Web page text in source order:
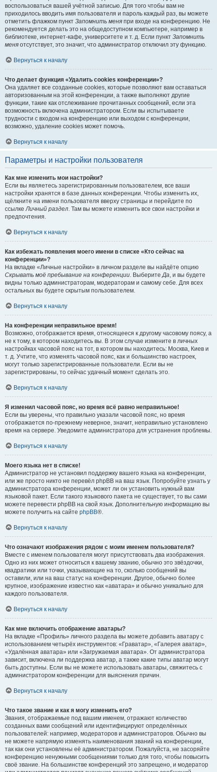
воспользоваться вашей учётной записью. Для того чтобы вам не
приходилось вводить имя пользователя и пароль каждый раз, вы можете
отметить флажком пункт Запомнить меня при входе на конференцию. Не
рекомендуется делать это на общедоступном компьютере, например в
библиотеке, интернет-кафе, университете и т. д. Если пункт Запомнить
меня отсутствует, это значит, что администратор отключил эту функцию.
Вернуться к началу
Что делает функция «Удалить cookies конференции»?
Она удаляет все созданные cookies, которые позволяют вам оставаться
авторизованным на этой конференции, а также выполняют другие
функции, такие как отслеживание прочитанных сообщений, если эта
возможность включена администратором. Если вы испытываете
трудности с входом на конференцию или выходом с конференции,
возможно, удаление cookies может помочь.
Вернуться к началу
Параметры и настройки пользователя
Как мне изменить мои настройки?
Если вы являетесь зарегистрированным пользователем, все ваши
настройки хранятся в базе данных конференции. Чтобы изменить их,
щёлкните на имени пользователя вверху страницы и перейдите по
ссылкеЛичный раздел. Там вы можете изменить все свои настройки и
предпочтения.
Вернуться к началу
Как избежать появления моего имени в списке «Кто сейчас на
конференции»?
На вкладке «Личные настройки» в личном разделе вы найдёте опцию
Скрывать моё пребывание на конференции. ВыберитеДа, и вы будете
видны только администраторам, модераторам и самому себе. Для всех
остальных вы будете скрытым пользователем.
Вернуться к началу
На конференции неправильное время!
Возможно, отображается время, относящееся к другому часовому поясу, а
не к тому, в котором находитесь вы. В этом случае измените в личных
настройках часовой пояс на тот, в котором вы находитесь: Москва, Киев и
т. д. Учтите, что изменять часовой пояс, как и большинство настроек,
могут только зарегистрированные пользователи. Если вы не
зарегистрированы, то сейчас удачный момент сделать это.
Вернуться к началу
Я изменил часовой пояс, но время всё равно неправильное!
Если вы уверены, что правильно указали часовой пояс, но время
отображается по-прежнему неверное, значит, неправильно установлено
время на сервере. Уведомите администратора для устранения проблемы.
Вернуться к началу
Моего языка нет в списке!
Администратор не установил поддержку вашего языка на конференции,
или же просто никто не перевёл phpBB на ваш язык. Попробуйте узнать у
администратора конференции, может ли он установить нужный вам
языковой пакет. Если такого языкового пакета не существует, то вы сами
можете перевести phpBB на свой язык. Дополнительную информацию вы
можете получить на сайте phpBB®.
Вернуться к началу
Что означают изображения рядом с моим именем пользователя?
Вместе с именем пользователя могут присутствовать два изображения.
Одно из них может относиться к вашему званию, обычно это звёздочки,
квадратики или точки, указывающие на то, сколько сообщений вы
оставили, или на ваш статус на конференции. Другое, обычно более
крупное, изображение известно как «аватара» и обычно уникально для
каждого пользователя.
Вернуться к началу
Как мне включить отображение аватары?
На вкладке «Профиль» личного раздела вы можете добавить аватару с
использованием четырёх инструментов: «Граватар», «Галерея аватар»,
«Удалённая аватара» или «Загружаемая аватара». От администратора
зависит, включена ли поддержка аватар, а также какие типы аватар могут
быть доступны. Если вы не можете использовать аватары, свяжитесь с
администратором конференции для выяснения причин.
Вернуться к началу
Что такое звание и как я могу изменить его?
Звания, отображаемые под вашим именем, отражают количество
созданных вами сообщений или идентифицируют определённых
пользователей: например, модераторов и администраторов. Обычно вы
не можете напрямую изменять наименования званий на конференции,
так как они установлены её администратором. Пожалуйста, не засоряйте
конференцию ненужными сообщениями только для того, чтобы повысить
своё звание. На большинстве конференций это запрещено, и модератор